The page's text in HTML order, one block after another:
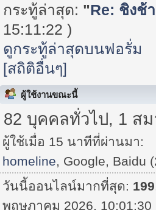
กระทู้ล่าสุด: "Re: ชิงช้
15:11:22 )
ดูกระทู้ล่าสุดบนฟอรั่ม
[สถิติอื่นๆ]
ผู้ใช้งานขณะนี้
82 บุคคลทั่วไป, 1 ส
ผู้ใช้เมื่อ 15 นาทีที่ผ่านมา:
homeline, Google, Baidu
วันนี้ออนไลน์มากที่สุด: 199
พฤษภาคม 2026, 10:01:30